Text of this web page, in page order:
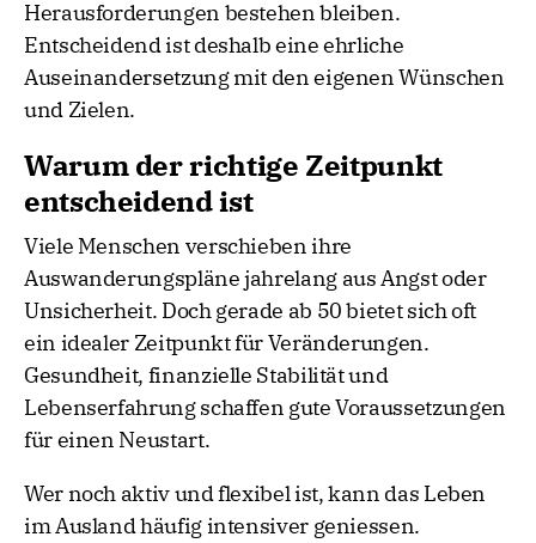
Herausforderungen bestehen bleiben.
Entscheidend ist deshalb eine ehrliche
Auseinandersetzung mit den eigenen Wünschen
und Zielen.
Warum der richtige Zeitpunkt
entscheidend ist
Viele Menschen verschieben ihre
Auswanderungspläne jahrelang aus Angst oder
Unsicherheit. Doch gerade ab 50 bietet sich oft
ein idealer Zeitpunkt für Veränderungen.
Gesundheit, finanzielle Stabilität und
Lebenserfahrung schaffen gute Voraussetzungen
für einen Neustart.
Wer noch aktiv und flexibel ist, kann das Leben
im Ausland häufig intensiver geniessen.